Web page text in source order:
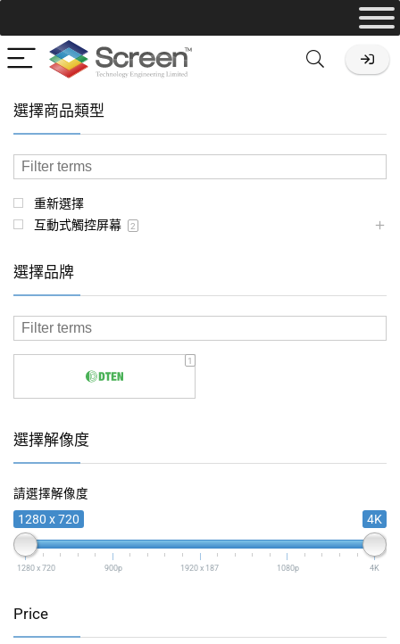
選擇商品類型
重新選擇
互動式觸控屏幕
2
選擇品牌
1
選擇解像度
請選擇解像度
1280 x 720
4K
1280 x 720 900p 1920 x 187 1080p 4K
Price